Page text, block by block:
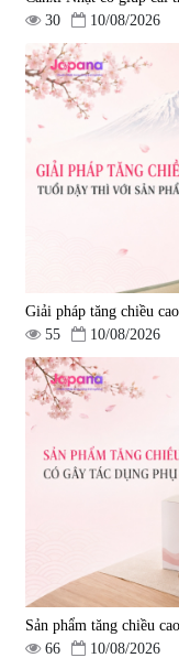
30
10/08/2026
Giải pháp tăng chiều
55
10/08/2026
Sản phẩm tăng chiều
66
10/08/2026